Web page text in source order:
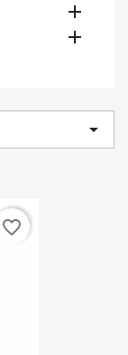



favorite_border